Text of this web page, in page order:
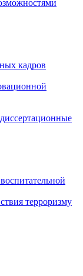
кадров
терроризму